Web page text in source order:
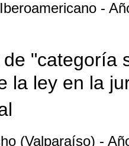
-
"categoría
la ley en la
(Valparaíso) -